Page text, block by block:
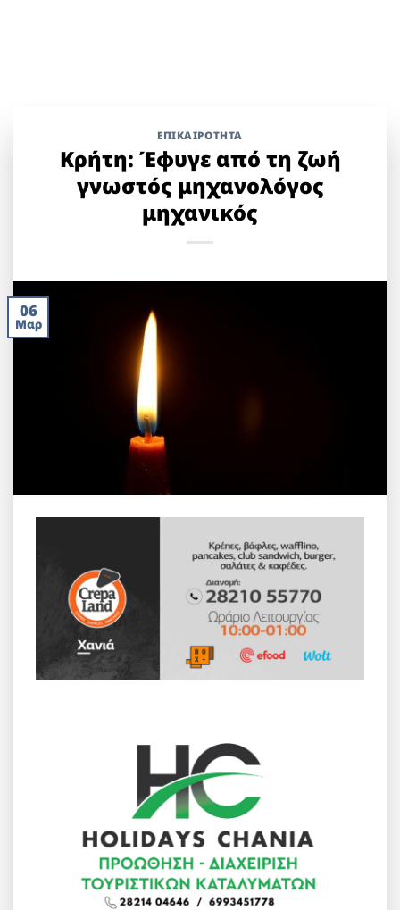
ΕΠΙΚΑΙΡΟΤΗΤΑ
Κρήτη: Έφυγε από τη ζωή
γνωστός μηχανολόγος
μηχανικός
06
Μαρ